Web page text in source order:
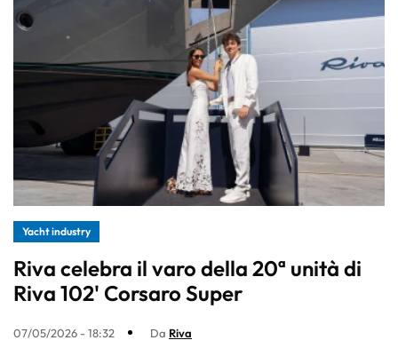
Yacht industry
Riva celebra il varo della 20ª unità di
Riva 102' Corsaro Super
07/05/2026 - 18:32 Da Riva